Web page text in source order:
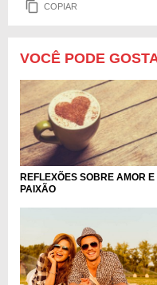
COPIAR
VOCÊ PODE
REFLEXÕES SOBRE AMOR E
PAIXÃO